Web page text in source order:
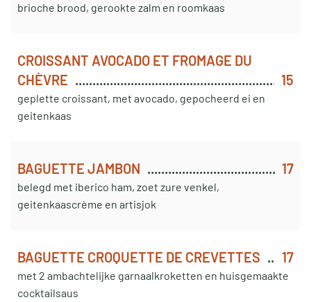
brioche brood, gerookte zalm en roomkaas
CROISSANT AVOCADO ET FROMAGE DU
CHÈVRE
15
geplette croissant, met avocado, gepocheerd ei en
geitenkaas
BAGUETTE JAMBON 17
belegd met iberico ham, zoet zure venkel,
geitenkaascrème en artisjok
BAGUETTE CROQUETTE DE CREVETTES 17
met 2 ambachtelijke garnaalkroketten en huisgemaakte
cocktailsaus